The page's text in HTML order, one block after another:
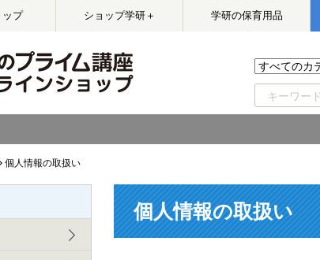
ップ ショップ学研＋ 学研の保育用品
個人情報の取扱い
個人情報の取扱い